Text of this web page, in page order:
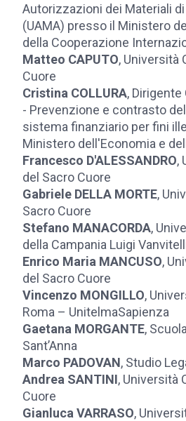
Autorizzazioni dei Materiali
(UAMA) presso il Ministero
della Cooperazione
Matteo CAPUTO, Università
Cuore
Cristina COLLURA, Dirigente
- Prevenzione e contrasto
sistema finanziario per fini
Ministero dell'Economia e
Francesco D'ALESSANDRO,
del Sacro Cuore
Gabriele DELLA MORTE,
Sacro Cuore
Stefano MANACORDA,
della Campania Luigi
Enrico Maria MANCUSO,
del Sacro Cuore
Vincenzo MONGILLO,
Roma – UnitelmaSapienza
Gaetana MORGANTE,
Sant’Anna
Marco PADOVAN, Studio
Andrea SANTINI, Università
Cuore
Gianluca VARRASO,